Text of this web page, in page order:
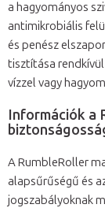
a hagyományos
antimikrobiális
és penész
tisztítása
vízzel vagy
Információk a
A RumbleRoller
alapsűrűségű és
jogszabályoknak